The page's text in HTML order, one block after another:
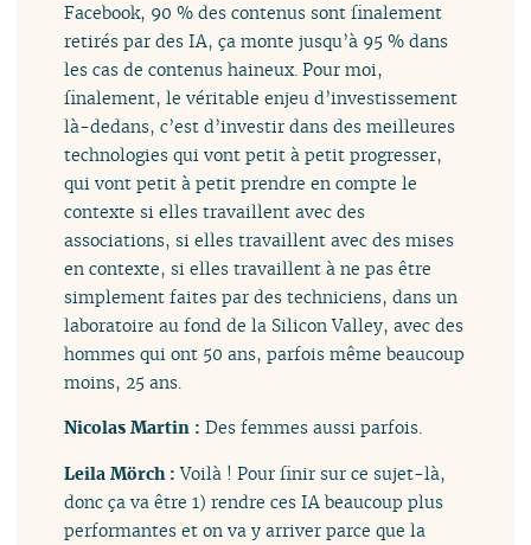
Facebook, 90 % des contenus sont finalement
retirés par des IA, ça monte jusqu’à 95 % dans
les cas de contenus haineux. Pour moi,
finalement, le véritable enjeu d’investissement
là-dedans, c’est d’investir dans des meilleures
technologies qui vont petit à petit progresser,
qui vont petit à petit prendre en compte le
contexte si elles travaillent avec des
associations, si elles travaillent avec des mises
en contexte, si elles travaillent à ne pas être
simplement faites par des techniciens, dans un
laboratoire au fond de la Silicon Valley, avec des
hommes qui ont 50 ans, parfois même beaucoup
moins, 25 ans.
Nicolas Martin :Des femmes aussi parfois.
Leila Mörch :Voilà ! Pour finir sur ce sujet-là,
donc ça va être 1) rendre ces IA beaucoup plus
performantes et on va y arriver parce que la